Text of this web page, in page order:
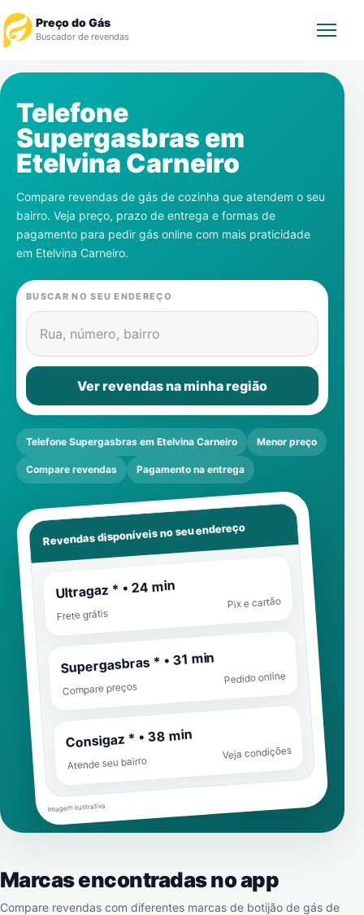
Preço do Gás
Buscador de revendas
Revendedor
Notícias
Cadastre-se
Gás
Contatos
Telefone
Supergasbras em
Etelvina Carneiro
Compare revendas de gás de cozinha que atendem o seu
bairro. Veja preço, prazo de entrega e formas de
pagamento para pedir gás online com mais praticidade
em Etelvina Carneiro.
BUSCAR NO SEU ENDEREÇO
Rua, número, bairro
Ver revendas na minha região
Telefone Supergasbras em Etelvina Carneiro Menor preço
Compare revendas Pagamento na entrega
Revendas disponíveis no seu endereço
Ultragaz * • 24 min
Frete grátis
Pix e cartão
Supergasbras * • 31 min
Compare preços
Pedido online
Consigaz * • 38 min
Atende seu bairro
Veja condições
Imagem ilustrativa
Marcas encontradas no app
Compare revendas com diferentes marcas de botijão de gás de